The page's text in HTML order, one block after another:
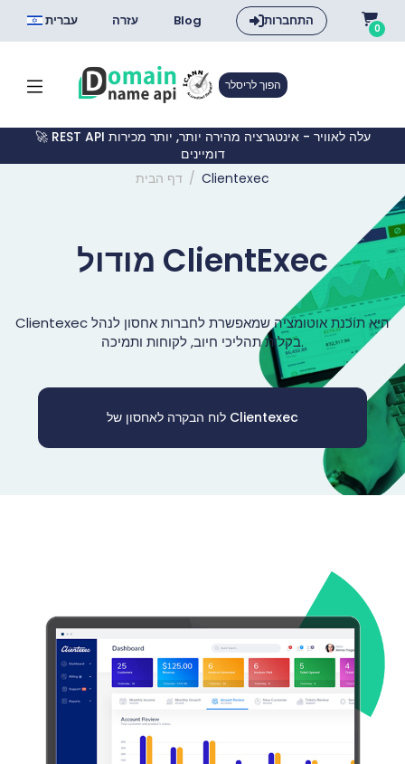
עברית עזרה Blog התחברות 0
הפוך לריסלר
🚀 REST API עלה לאוויר - אינטגרציה מהירה יותר, יותר מכירות
דומיינים
דף הבית
Clientexec
מודול ClientExec
בקלות תהליכי חיוב, לקוחות ותמיכה.
לוח הבקרה לאחסון של Clientexec